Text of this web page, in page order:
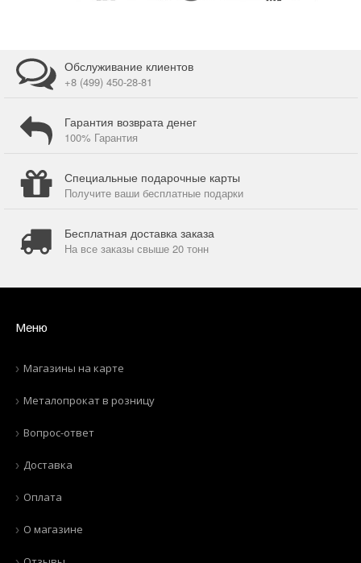
Обслуживание клиентов
+8 (499) 450-28-81
Гарантия возврата денег
100% Гарантия
Специальные подарочные карты
Получите ваши бесплатные подарки
Бесплатная доставка заказа
На все заказы свыше 20 тонн
Меню
Магазины на карте
Металопрокат в розницу
Вопрос-ответ
Доставка
Оплата
О магазине